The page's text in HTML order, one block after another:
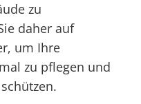
zu
daher auf
um Ihre
zu pflegen und